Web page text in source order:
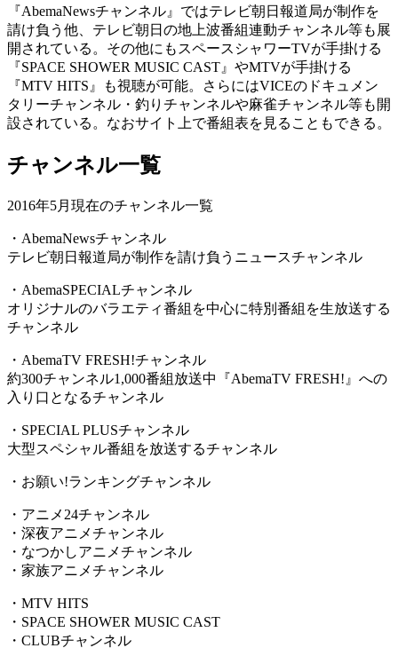
『AbemaNewsチャンネル』ではテレビ朝日報道局が制作を
請け負う他、テレビ朝日の地上波番組連動チャンネル等も展
開されている。その他にもスペースシャワーTVが手掛ける
『SPACE SHOWER MUSIC CAST』やMTVが手掛ける
『MTV HITS』も視聴が可能。さらにはVICEのドキュメン
タリーチャンネル・釣りチャンネルや麻雀チャンネル等も開
設されている。なおサイト上で番組表を見ることもできる。
チャンネル一覧
2016年5月現在のチャンネル一覧
・AbemaNewsチャンネル
テレビ朝日報道局が制作を請け負うニュースチャンネル
・AbemaSPECIALチャンネル
オリジナルのバラエティ番組を中心に特別番組を生放送する
チャンネル
・AbemaTV FRESH!チャンネル
約300チャンネル1,000番組放送中『AbemaTV FRESH!』への
入り口となるチャンネル
・SPECIAL PLUSチャンネル
大型スペシャル番組を放送するチャンネル
・お願い!ランキングチャンネル
・アニメ24チャンネル
・深夜アニメチャンネル
・なつかしアニメチャンネル
・家族アニメチャンネル
・MTV HITS
・SPACE SHOWER MUSIC CAST
・CLUBチャンネル